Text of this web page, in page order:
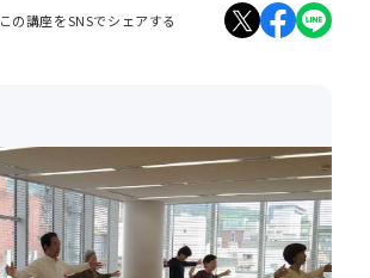
この講座をSNSでシェアする